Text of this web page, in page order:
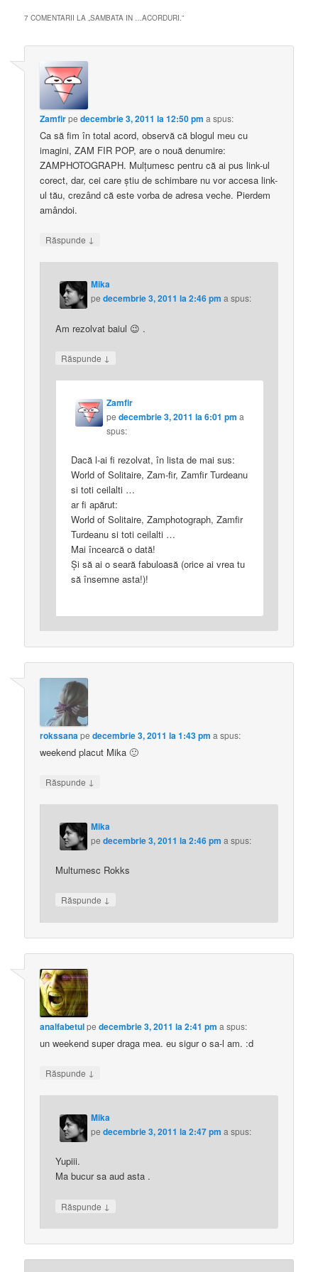
urez toate cele
7 COMENTARII LA „SAMBATA IN …ACORDURI.”
Zamfirpedecembrie 3, 2011 la 12:50 pm a spus:
Ca să fim în total acord, observă că blogul meu cu
imagini, ZAM FIR POP, are o nouă denumire:
ZAMPHOTOGRAPH. Mulţumesc pentru că ai pus link-ul
corect, dar, cei care ştiu de schimbare nu vor accesa link-
ul tău, crezând că este vorba de adresa veche. Pierdem
amândoi.
Răspunde ↓
Mika
pedecembrie 3, 2011 la 2:46 pm a spus:
Am rezolvat baiul 😉 .
Răspunde ↓
Zamfir
pedecembrie 3, 2011 la 6:01 pm a
spus:
Dacă l-ai fi rezolvat, în lista de mai sus:
World of Solitaire, Zam-fir, Zamfir Turdeanu
si toti ceilalti …
ar fi apărut:
World of Solitaire, Zamphotograph, Zamfir
Turdeanu si toti ceilalti …
Mai încearcă o dată!
Şi să ai o seară fabuloasă (orice ai vrea tu
să însemne asta!)!
rokssanapedecembrie 3, 2011 la 1:43 pm a spus:
weekend placut Mika 🙂
Răspunde ↓
Mika
pedecembrie 3, 2011 la 2:46 pm a spus:
Multumesc Rokks
Răspunde ↓
analfabetulpedecembrie 3, 2011 la 2:41 pm a spus:
un weekend super draga mea. eu sigur o sa-l am. :d
Răspunde ↓
Mika
pedecembrie 3, 2011 la 2:47 pm a spus:
Yupiii.
Ma bucur sa aud asta .
Răspunde ↓